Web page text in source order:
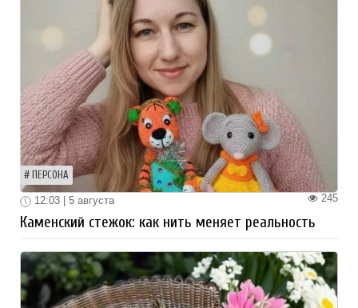
ПЕРСОНА
245
12:03 | 5 августа
Каменский стежок: как нить меняет реальность